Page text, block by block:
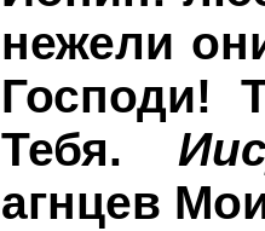
нежели
Господи!
Тебя.
агнцев